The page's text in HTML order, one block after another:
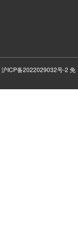
沪ICP备2022029032号-2 免